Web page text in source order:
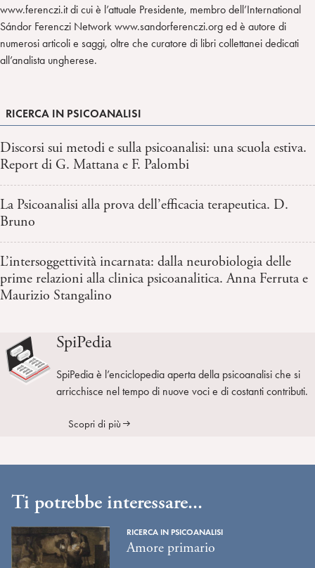
www.ferenczi.it di cui è l’attuale Presidente, membro dell’International
Sándor Ferenczi Network www.sandorferenczi.org ed è autore di
numerosi articoli e saggi, oltre che curatore di libri collettanei dedicati
all’analista ungherese.
RICERCA IN PSICOANALISI
Discorsi sui metodi e sulla psicoanalisi: una scuola estiva.
Report di G. Mattana e F. Palombi
La Psicoanalisi alla prova dell’efficacia terapeutica. D.
Bruno
L’intersoggettività incarnata: dalla neurobiologia delle
prime relazioni alla clinica psicoanalitica. Anna Ferruta e
Maurizio Stangalino
SpiPedia
SpiPedia è l’enciclopedia aperta della psicoanalisi che si
arricchisce nel tempo di nuove voci e di costanti contributi.
Scopri di più
Ti potrebbe interessare...
RICERCA IN PSICOANALISI
Amore primario